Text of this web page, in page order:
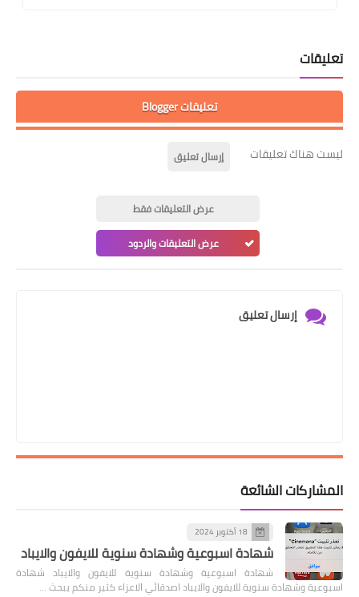
تعليقات
تعليقات Blogger
ليست هناك تعليقات إرسال تعليق
عرض التعليقات فقط
عرض التعليقات والردود
إرسال تعليق
المشاركات الشائعة
18 أكتوبر 2024
شهادة اسبوعية وشهادة سنوية للايفون والايباد
شهادة اسبوعية وشهادة سنوية للايفون والايباد شهادة
اسبوعية وشهادة سنوية للايفون والايباد اصدقائي الاعزاء كثير منكم يبحث …